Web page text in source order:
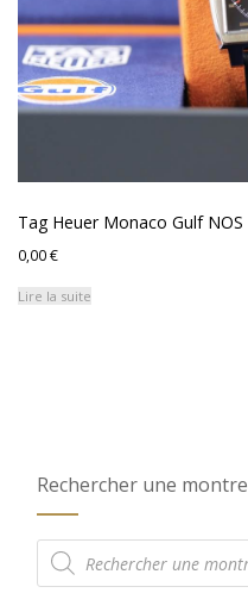
Tag Heuer Monaco Gulf NOS
0,00€
Lire la suite
Rechercher une montre
Recherche
de
produits